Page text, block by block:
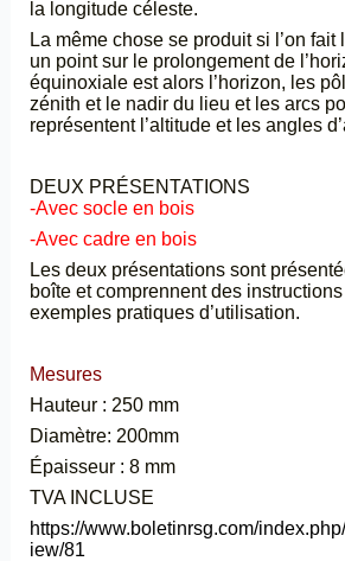
la longitude céleste.
La même chose se produit si l’on
un point sur le prolongement de
équinoxiale est alors l’horizon, les
zénith et le nadir du lieu et les arcs
représentent l’altitude et les angles
DEUX PRÉSENTATIONS
-Avec socle en bois
-Avec cadre en bois
Les deux présentations sont
boîte et comprennent des
exemples pratiques d’utilisation.
Mesures
Hauteur : 250 mm
Diamètre: 200mm
Épaisseur : 8 mm
TVA INCLUSE
https://www.boletinrsg.com/
iew/81